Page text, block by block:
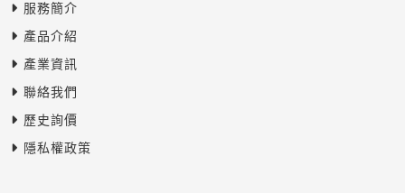
服務簡介
產品介紹
產業資訊
聯絡我們
歷史詢價
隱私權政策